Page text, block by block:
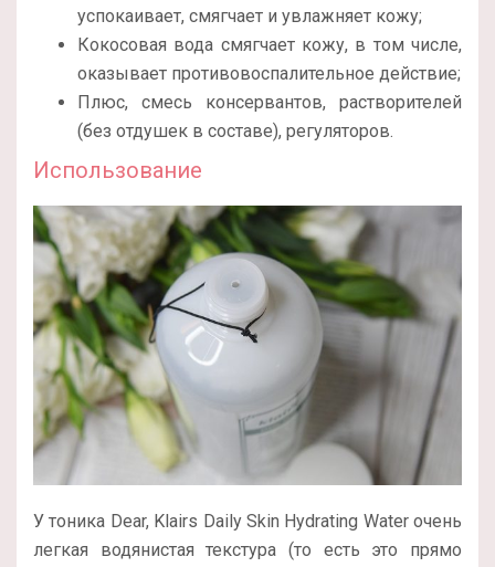
успокаивает, смягчает и увлажняет кожу;
Кокосовая вода смягчает кожу, в том числе,
оказывает противовоспалительное действие;
Плюс, смесь консервантов, растворителей
(без отдушек в составе), регуляторов.
Использование
У тоника Dear, Klairs Daily Skin Hydrating Water очень
легкая водянистая текстура (то есть это прямо